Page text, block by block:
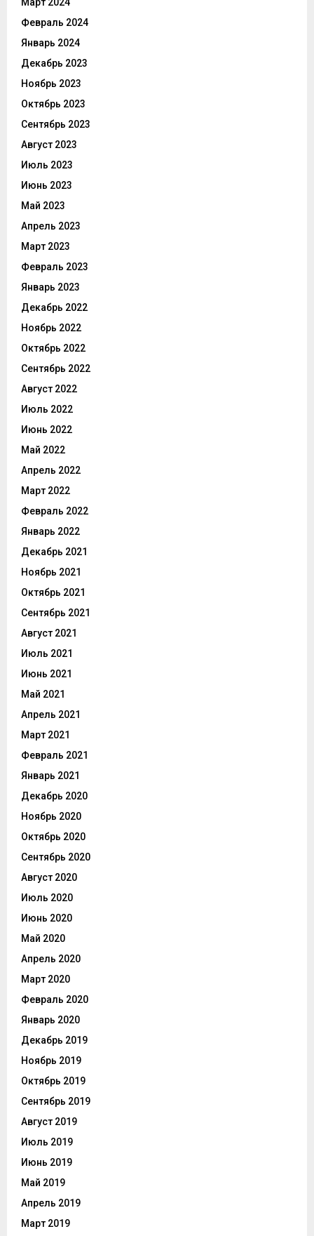
Март 2024
Февраль 2024
Январь 2024
Декабрь 2023
Ноябрь 2023
Октябрь 2023
Сентябрь 2023
Август 2023
Июль 2023
Июнь 2023
Май 2023
Апрель 2023
Март 2023
Февраль 2023
Январь 2023
Декабрь 2022
Ноябрь 2022
Октябрь 2022
Сентябрь 2022
Август 2022
Июль 2022
Июнь 2022
Май 2022
Апрель 2022
Март 2022
Февраль 2022
Январь 2022
Декабрь 2021
Ноябрь 2021
Октябрь 2021
Сентябрь 2021
Август 2021
Июль 2021
Июнь 2021
Май 2021
Апрель 2021
Март 2021
Февраль 2021
Январь 2021
Декабрь 2020
Ноябрь 2020
Октябрь 2020
Сентябрь 2020
Август 2020
Июль 2020
Июнь 2020
Май 2020
Апрель 2020
Март 2020
Февраль 2020
Январь 2020
Декабрь 2019
Ноябрь 2019
Октябрь 2019
Сентябрь 2019
Август 2019
Июль 2019
Июнь 2019
Май 2019
Апрель 2019
Март 2019